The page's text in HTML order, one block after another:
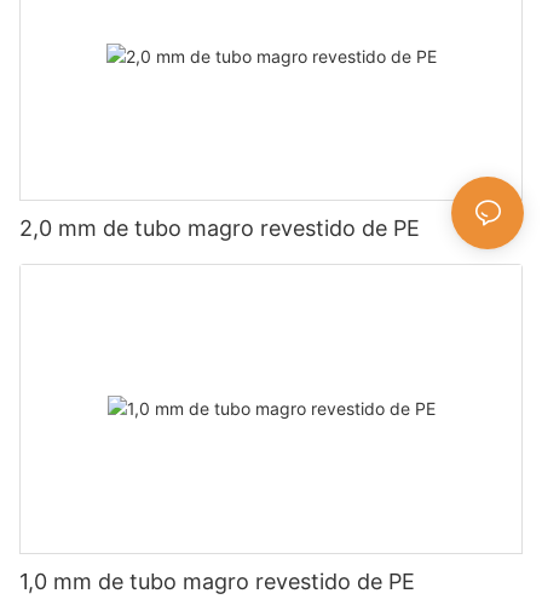
2,0 mm de tubo magro revestido de PE
1,0 mm de tubo magro revestido de PE